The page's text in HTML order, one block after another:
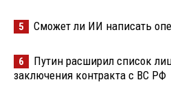
5 Сможет ли ИИ написать
6
Путин расширил список
заключения контракта с ВС РФ